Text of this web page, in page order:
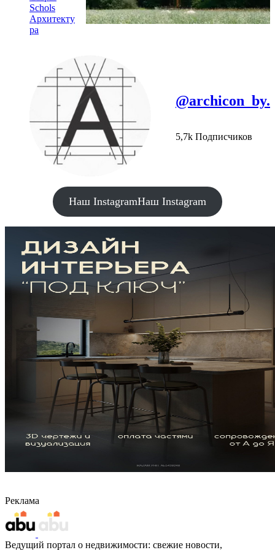
Schols
Архитекту
ра
@archicon_by.
5,7k Подписчиков
Наш InstagramНаш Instagram
Реклама
Ведущий портал о недвижимости: свежие новости,